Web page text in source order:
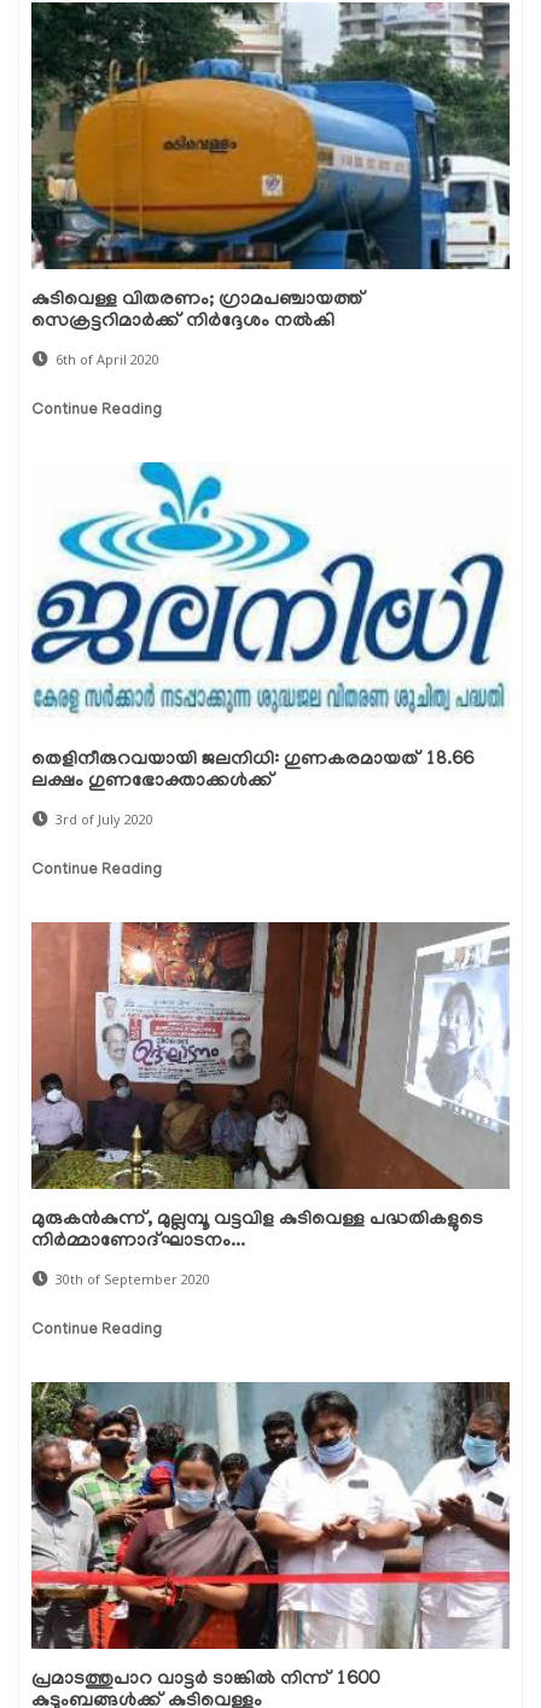
കുടിവെള്ള വിതരണം; ഗ്രാമപഞ്ചായത്ത്
സെക്രട്ടറിമാര്‍ക്ക് നിര്‍ദ്ദേശം നല്‍കി
6th of April 2020
Continue Reading
തെളിനീരുറവയായി ജലനിധി: ഗുണകരമായത് 18.66
ലക്ഷം ഗുണഭോക്താക്കള്‍ക്ക്
3rd of July 2020
Continue Reading
മുരുകന്‍കുന്ന്, മുല്ലമ്പൂ വട്ടവിള കുടിവെള്ള പദ്ധതികളുടെ
നിര്‍മ്മാണോദ്ഘാടനം...
30th of September 2020
Continue Reading
പ്രമാടത്തുപാറ വാട്ടര്‍ ടാങ്കില്‍ നിന്ന് 1600
കുടുംബങ്ങള്‍ക്ക് കുടിവെള്ളം